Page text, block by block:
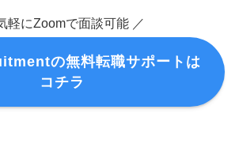
軽にZoomで面談可能 ／
の無料転職サポートは
コチラ